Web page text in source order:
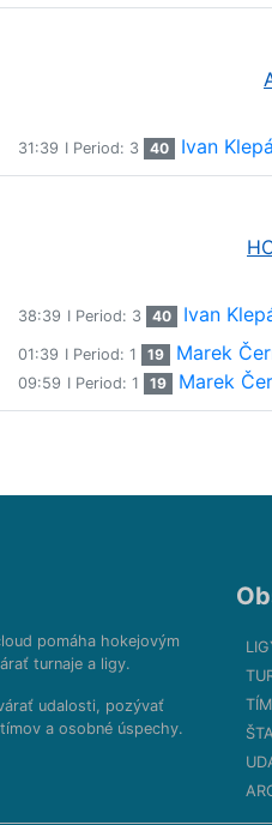
31:39 I Period: 3 40 Ivan
38:39 I Period: 3 40 Ivan
01:39 I Period: 1 19 Marek
09:59 I Period: 1 19 Marek
pomáha hokejovým
turnaje a ligy.
udalosti, pozývať
a osobné úspechy.